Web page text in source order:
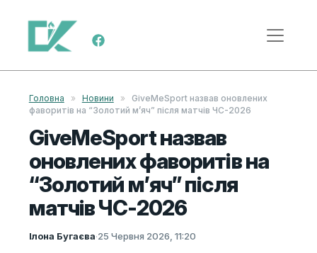
Skip to content
Main Navigation
Головна » Новини »
GiveMeSport назвав оновлених
фаворитів на “Золотий м’яч” після матчів ЧС-2026
GiveMeSport назвав
оновлених фаворитів на
“Золотий м’яч” після
матчів ЧС-2026
Ілона Бугаєва·25 Червня 2026, 11:20